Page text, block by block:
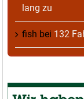
lang zu
fish bei 132